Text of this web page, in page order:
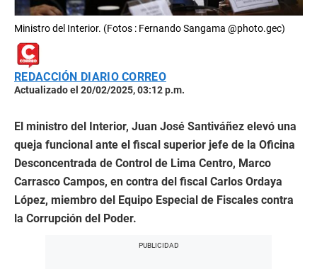
Ministro del Interior. (Fotos : Fernando Sangama @photo.gec)
REDACCIÓN DIARIO CORREO
Actualizado el 20/02/2025, 03:12 p.m.
El ministro del Interior, Juan José Santiváñez elevó una
queja funcional ante el fiscal superior jefe de la Oficina
Desconcentrada de Control de Lima Centro, Marco
Carrasco Campos, en contra del fiscal Carlos Ordaya
López, miembro del Equipo Especial de Fiscales contra
la Corrupción del Poder.